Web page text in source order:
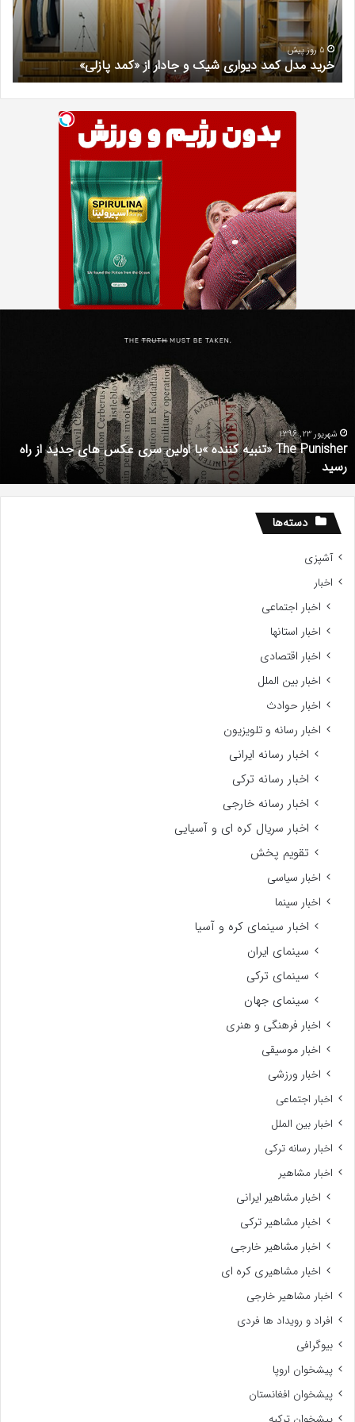
جادار
از
«کمد
پازلی»
5 روز پیش
خرید مدل کمد دیواری شیک و جادار از «کمد پازلی»
عکس
های
جدید
از
راه
رسید
شهریور 23, 1396
The Punisher «تنبیه کننده »با اولین سری عکس های جدید از راه
رسید
دسته‌ها
آشپزی
اخبار
اخبار اجتماعی
اخبار استانها
اخبار اقتصادی
اخبار بین الملل
اخبار حوادث
اخبار رسانه و تلویزیون
اخبار رسانه ایرانی
اخبار رسانه ترکی
اخبار رسانه خارجی
اخبار سریال کره ای و آسیایی
تقویم پخش
اخبار سیاسی
اخبار سینما
اخبار سینمای کره و آسیا
سینمای ایران
سینمای ترکی
سینمای جهان
اخبار فرهنگی و هنری
اخبار موسیقی
اخبار ورزشی
اخبار اجتماعی
اخبار بین الملل
اخبار رسانه ترکی
اخبار مشاهیر
اخبار مشاهیر ایرانی
اخبار مشاهیر ترکی
اخبار مشاهیر خارجی
اخبار مشاهیری کره ای
اخبار مشاهیر خارجی
افراد و رویداد ها فردی
بیوگرافی
پیشخوان اروپا
پیشخوان افغانستان